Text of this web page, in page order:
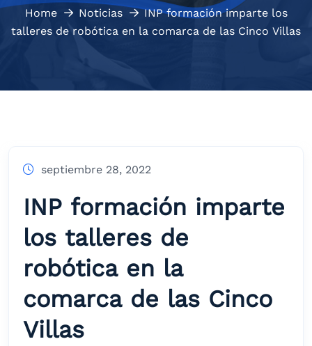
Home Noticias
INP formación imparte los
talleres de robótica en la comarca de las Cinco Villas
septiembre 28, 2022
INP formación imparte
los talleres de
robótica en la
comarca de las Cinco
Villas